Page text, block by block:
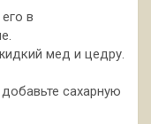
в
мед и цедру.
сахарную